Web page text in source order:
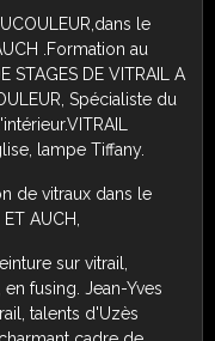
le
.Formation au
STAGES DE VITRAIL A
Spécialiste du
lampe Tiffany.
de vitraux dans le
AUCH,
sur vitrail,
fusing. Jean-Yves
talents d'Uzès